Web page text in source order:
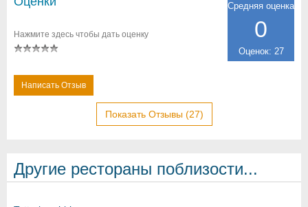
Средняя оценка
0
Оценок: 27
Нажмите здесь чтобы дать оценку
Написать Отзыв
Показать Отзывы (27)
Другие рестораны поблизости...